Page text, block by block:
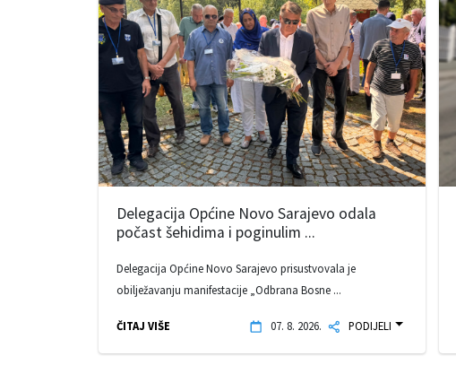
Delegacija Općine Novo Sarajevo odala
počast šehidima i poginulim ...
Delegacija Općine Novo Sarajevo prisustvovala je
obilježavanju manifestacije „Odbrana Bosne ...
ČITAJ VIŠE 07. 8. 2026. PODIJELI